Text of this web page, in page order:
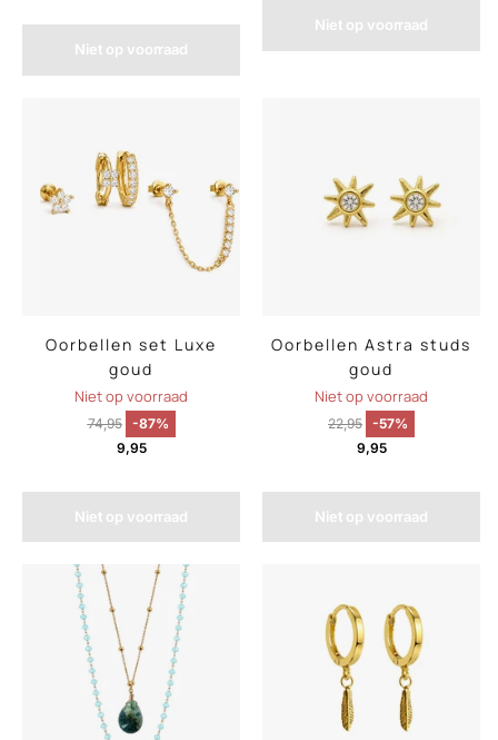
Niet op voorraad
Niet op voorraad
Oorbellen set Luxe
goud
Niet op voorraad
74,95
-87%
9,95
Niet op voorraad
Oorbellen Astra studs
goud
Niet op voorraad
22,95 -57%
9,95
Niet op voorraad